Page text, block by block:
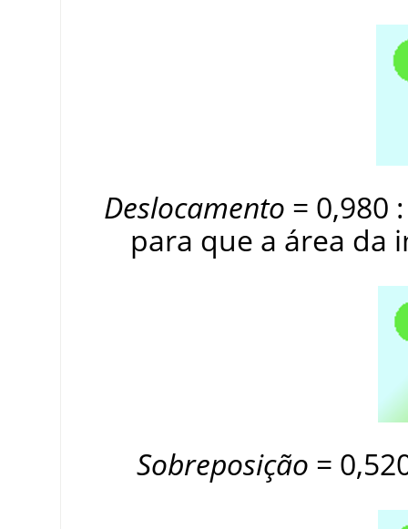
Deslocamento = 0,980
para que a área da
Sobreposição =